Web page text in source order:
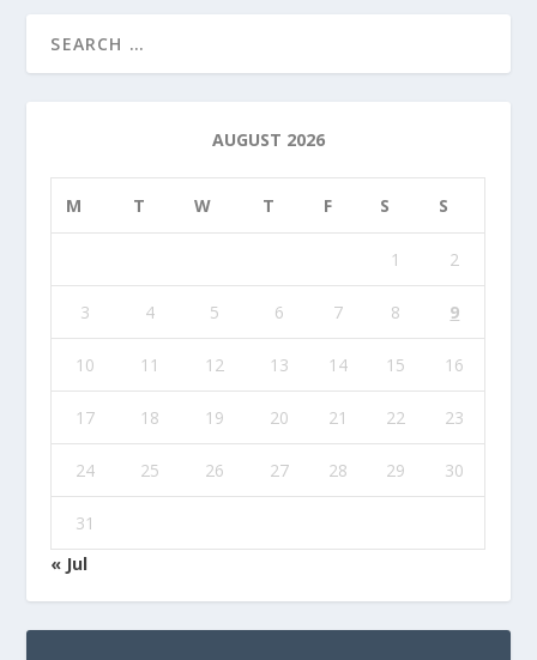
AUGUST 2026
M T W T F S S
1 2
3 4 5 6 7 8 9
10 11 12 13 14 15 16
17 18 19 20 21 22 23
24 25 26 27 28 29 30
31
« Jul